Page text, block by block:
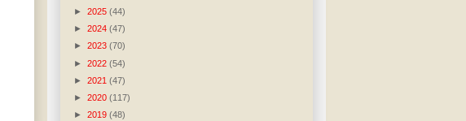
► 2025 (44)
► 2024 (47)
► 2023 (70)
► 2022 (54)
► 2021 (47)
► 2020 (117)
► 2019 (48)